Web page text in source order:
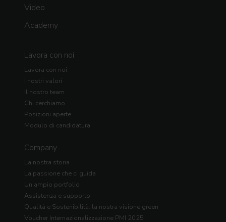
Video
Academy
Lavora con noi
Lavora con noi
I nostri valori
Il nostro team
Chi cerchiamo
Posizioni aperte
Modulo di candidatura
Company
La nostra storia
La passione che ci guida
Un ampio portfolio
Assistenza e supporto
Qualità e Sostenibilità: la nostra visione green
Voucher Internazionalizzazione PMI 2025